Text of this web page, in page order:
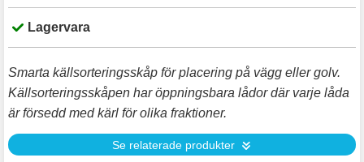
Lagervara
Smarta källsorteringsskåp för placering på vägg eller golv.
Källsorteringsskåpen har öppningsbara lådor där varje låda
är försedd med kärl för olika fraktioner.
Se relaterade produkter